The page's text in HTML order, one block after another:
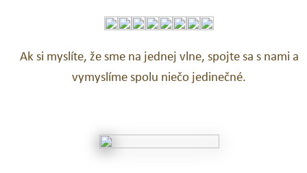
Ak si myslíte, že sme na jednej vlne, spojte sa s nami a
vymyslíme spolu niečo jedinečné.